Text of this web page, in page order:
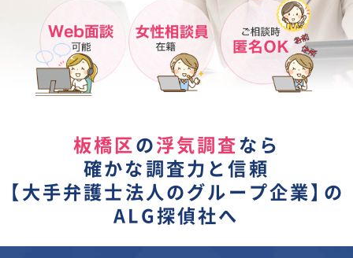
板橋区 の 浮気調査 なら
確かな調査力と信頼
【 大手弁護士法人のグループ企業】の
ALG探偵社へ